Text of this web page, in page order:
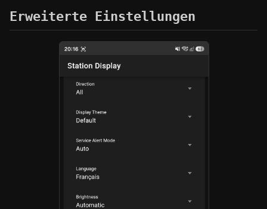
Erweiterte Einstellungen